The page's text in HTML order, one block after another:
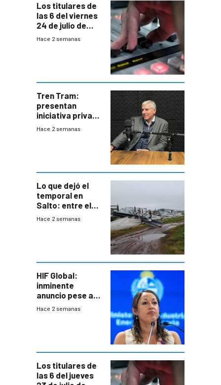
Los titulares de
las 6 del viernes
24 de julio de
2026
Hace 2 semanas
Tren Tram:
presentan
iniciativa privada
para una red de
Hace 2 semanas
Lo que dejó el
temporal en
Salto: entre el
impacto
Hace 2 semanas
HIF Global:
inminente
anuncio pese a
declaración de
gobierno
Hace 2 semanas
Los titulares de
las 6 del jueves